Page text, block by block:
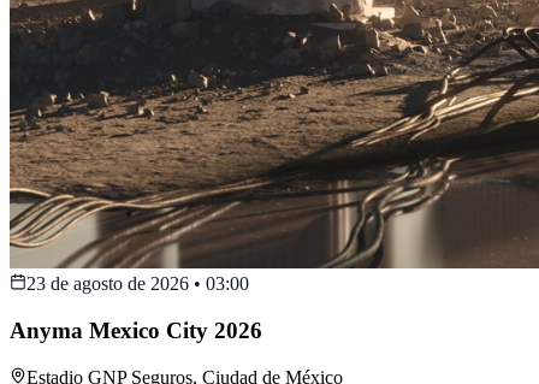
23 de agosto de 2026 • 03:00
Anyma Mexico City 2026
Estadio GNP Seguros, Ciudad de México